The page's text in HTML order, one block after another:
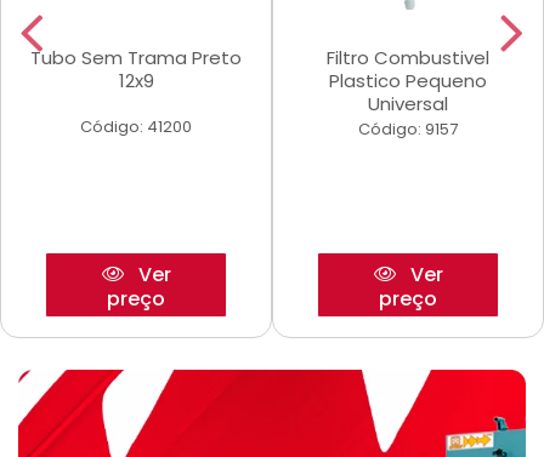
Tubo Sem Trama Preto
12x9
Código: 41200
Ver
preço
Filtro Combustivel
Plastico Pequeno
Universal
Código: 9157
Ver
preço